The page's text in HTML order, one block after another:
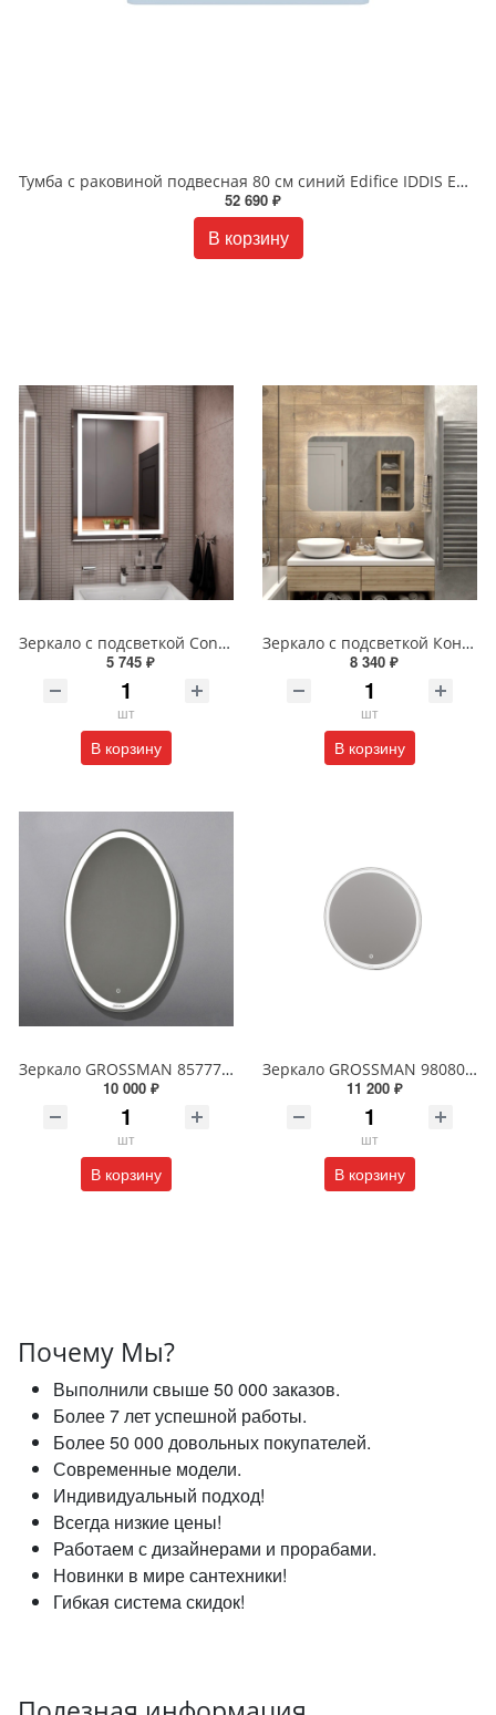
Тумба с раковиной подвесная 80 см синий Edifice IDDIS EDI80B0i95K
52 690 ₽
В корзину
Зеркало с подсветкой Continent Пронто Люкс 60 х 80 см ЗЛП154
5 745 ₽
шт
В корзину
Зеркало с подсветкой Континент Burzhe Led 100х70 с бесконтактным сенсором ЗЛП398
8 340 ₽
шт
В корзину
Зеркало GROSSMAN 857770 GALAXY 570*770 с сенсорным выключателем
10 000 ₽
шт
В корзину
Зеркало GROSSMAN 98080 SENTO D800 800*800*45 LED с сенсорным выключателем
11 200 ₽
шт
В корзину
Почему Мы?
Выполнили свыше 50 000 заказов.
Более 7 лет успешной работы.
Более 50 000 довольных покупателей.
Современные модели.
Индивидуальный подход!
Всегда низкие цены!
Работаем с дизайнерами и прорабами.
Новинки в мире сантехники!
Гибкая система скидок!